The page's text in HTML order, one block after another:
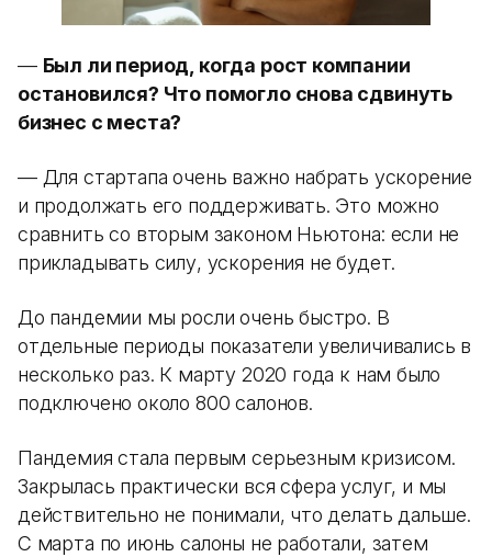
— Был ли период, когда рост компании
остановился? Что помогло снова сдвинуть
бизнес с места?
— Для стартапа очень важно набрать ускорение
и продолжать его поддерживать. Это можно
сравнить со вторым законом Ньютона: если не
прикладывать силу, ускорения не будет.
До пандемии мы росли очень быстро. В
отдельные периоды показатели увеличивались в
несколько раз. К марту 2020 года к нам было
подключено около 800 салонов.
Пандемия стала первым серьезным кризисом.
Закрылась практически вся сфера услуг, и мы
действительно не понимали, что делать дальше.
С марта по июнь салоны не работали, затем